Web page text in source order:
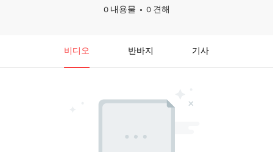
0 내용물
0 견해
비디오 반바지 기사